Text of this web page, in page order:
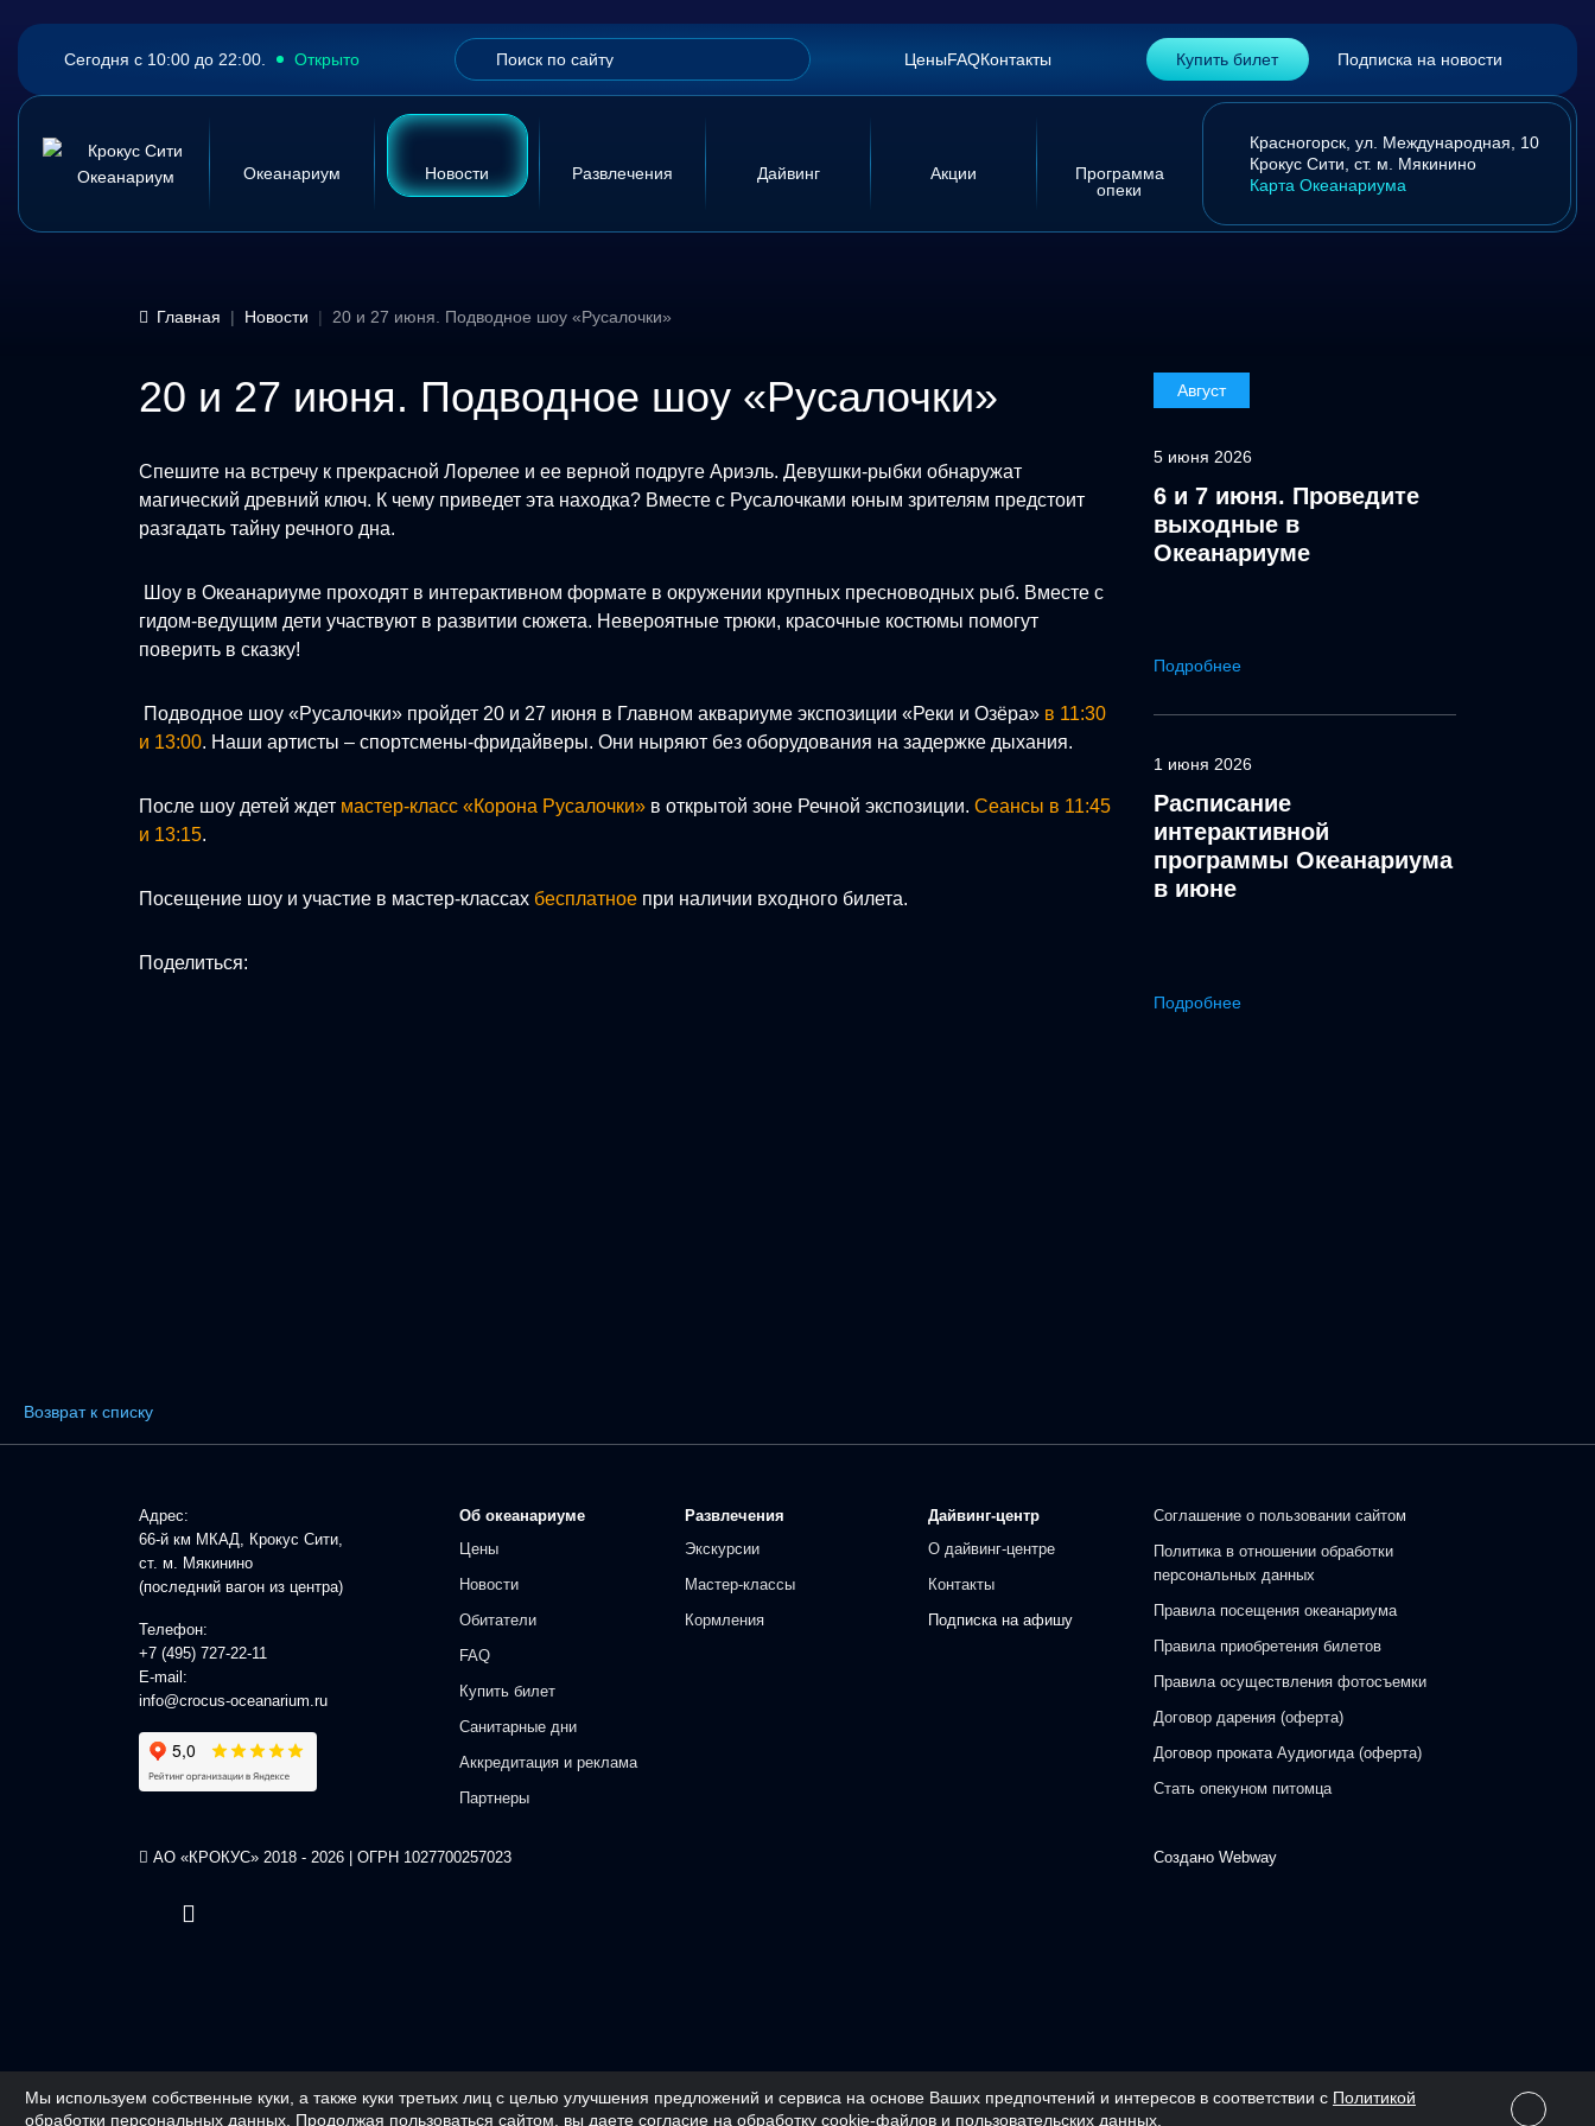
Сегодня с 10:00 до 22:00. Открыто ЦеныFAQКонтакты Купить билет Подписка на новости
Океанариум Новости Развлечения Дайвинг Акции
Программа
опеки
Красногорск, ул. Международная, 10
Крокус Сити, ст. м. Мякинино
Карта Океанариума
Главная Новости 20 и 27 июня. Подводное шоу «Русалочки»
20 и 27 июня. Подводное шоу «Русалочки»
Спешите на встречу к прекрасной Лорелее и ее верной подруге Ариэль. Девушки-рыбки обнаружат
магический древний ключ. К чему приведет эта находка? Вместе с Русалочками юным зрителям предстоит
разгадать тайну речного дна.
Шоу в Океанариуме проходят в интерактивном формате в окружении крупных пресноводных рыб. Вместе с
гидом-ведущим дети участвуют в развитии сюжета. Невероятные трюки, красочные костюмы помогут
поверить в сказку!
Подводное шоу «Русалочки» пройдет 20 и 27 июня в Главном аквариуме экспозиции «Реки и Озёра» в 11:30
и 13:00. Наши артисты – спортсмены-фридайверы. Они ныряют без оборудования на задержке дыхания.
После шоу детей ждет мастер-класс «Корона Русалочки» в открытой зоне Речной экспозиции. Сеансы в 11:45
и 13:15.
Посещение шоу и участие в мастер-классах бесплатное при наличии входного билета.
Поделиться:
Август
5 июня 2026
6 и 7 июня. Проведите
выходные в
Океанариуме
Подробнее
1 июня 2026
Расписание
интерактивной
программы Океанариума
в июне
Подробнее
Возврат к списку
Адрес:
66-й км МКАД, Крокус Сити,
ст. м. Мякинино
(последний вагон из центра)
Телефон:
+7 (495) 727-22-11
E-mail:
info@crocus-oceanarium.ru
Об океанариуме
Цены
Новости
Обитатели
FAQ
Купить билет
Санитарные дни
Аккредитация и реклама
Партнеры
Развлечения
Экскурсии
Мастер-классы
Кормления
Дайвинг-центр
О дайвинг-центре
Контакты
Подписка на афишу
Соглашение о пользовании сайтом
Политика в отношении обработки
персональных данных
Правила посещения океанариума
Правила приобретения билетов
Правила осуществления фотосъемки
Договор дарения (оферта)
Договор проката Аудиогида (оферта)
Стать опекуном питомца
АО «КРОКУС» 2018 - 2026 | ОГРН 1027700257023 Создано Webway
Мы используем собственные куки, а также куки третьих лиц с целью улучшения предложений и сервиса на основе Ваших предпочтений и интересов в соответствии с Политикой
обработки персональных данных . Продолжая пользоваться сайтом, вы даете согласие на обработку cookie-файлов и пользовательских данных.